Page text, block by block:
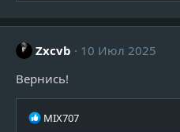
к
и
:
Zxcvb
10 Июл 2025
Вернись!
Р
MIX707